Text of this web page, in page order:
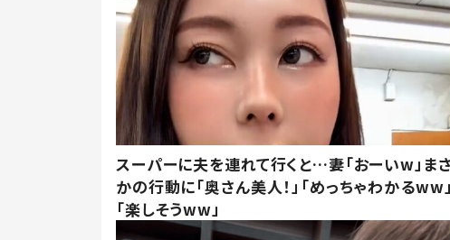
スーパーに夫を連れて行くと…妻「おーいw」まさ
かの行動に「奥さん美人！」「めっちゃわかるww」
「楽しそうww」